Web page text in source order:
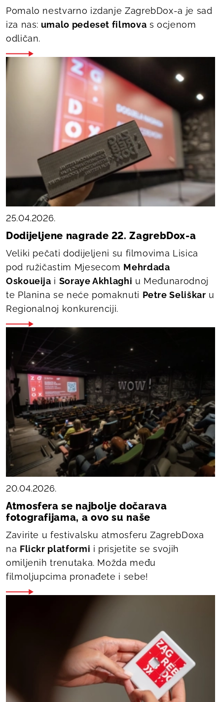
Pomalo nestvarno izdanje ZagrebDox-a je sad
iza nas: umalo pedeset filmova s ocjenom
odličan.
25.04.2026.
Dodijeljene nagrade 22. ZagrebDox-a
Veliki pečati dodijeljeni su filmovima Lisica
pod ružičastim Mjesecom Mehrdada
Oskoueija i Soraye Akhlaghi u Međunarodnoj
te Planina se neće pomaknuti Petre Seliškar u
Regionalnoj konkurenciji.
20.04.2026.
Atmosfera se najbolje dočarava
fotografijama, a ovo su naše
Zavirite u festivalsku atmosferu ZagrebDoxa
na Flickr platformi i prisjetite se svojih
omiljenih trenutaka. Možda među
filmoljupcima pronađete i sebe!